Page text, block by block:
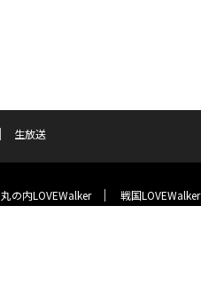
生放送
丸の内LOVEWalker
戦国LOVEWalker